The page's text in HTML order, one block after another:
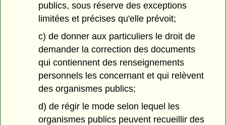
publics, sous réserve des exceptions
limitées et précises qu'elle prévoit;
c) de donner aux particuliers le droit de
demander la correction des documents
qui contiennent des renseignements
personnels les concernant et qui relèvent
des organismes publics;
d) de régir le mode selon lequel les
organismes publics peuvent recueillir des